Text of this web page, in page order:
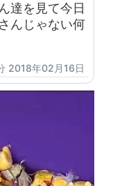
達を見て今日
んじゃない何
2018年02月16日